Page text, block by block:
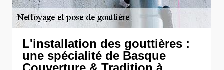
L'installation des gouttières :
une spécialité de Basque